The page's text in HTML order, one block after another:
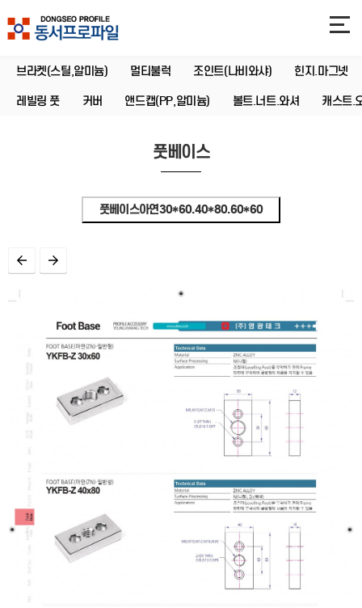
브라켓(스틸,알미늄) 멀티불럭 조인트(나비와샤) 힌지.마그넷
레빌링 풋 커버 앤드캡(PP,알미늄) 볼트.너트.와셔 캐스트.
풋베이스
풋베이스아연30*60.40*80.60*60